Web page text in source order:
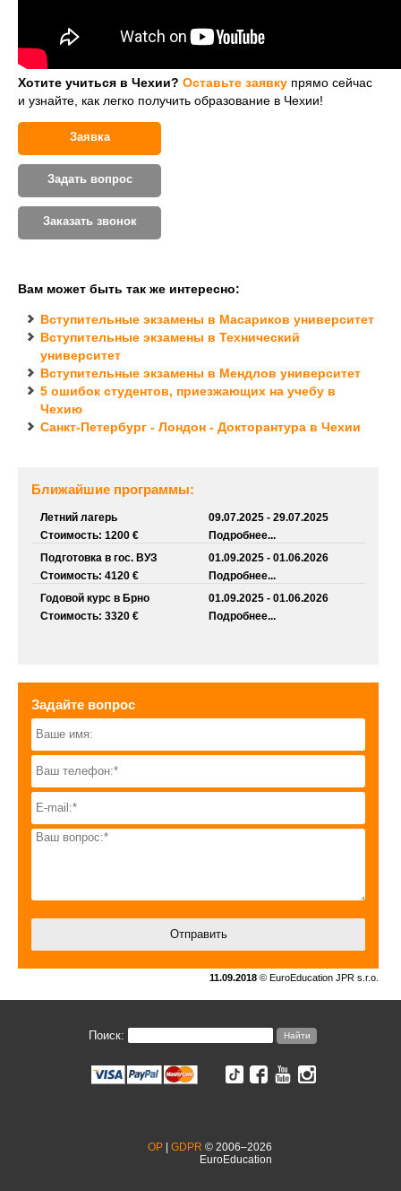
Хотите учиться в Чехии? Оставьте заявку прямо сейчас
и узнайте, как легко получить образование в Чехии!
Заявка
Задать вопрос
Заказать звонок
Вам может быть так же интересно:
Вступительные экзамены в Масариков университет
Вступительные экзамены в Технический
университет
Вступительные экзамены в Мендлов университет
5 ошибок студентов, приезжающих на учебу в
Чехию
Санкт-Петербург - Лондон - Докторантура в Чехии
Ближайшие программы:
Летний лагерь
Стоимость: 1200 €
09.07.2025 - 29.07.2025
Подробнее...
Подготовка в гос. ВУЗ
Стоимость: 4120 €
01.09.2025 - 01.06.2026
Подробнее...
Годовой курс в Брно
Стоимость: 3320 €
01.09.2025 - 01.06.2026
Подробнее...
Задайте вопрос
11.09.2018 © EuroEducation JPR s.r.o.
Поиск:
OP | GDPR © 2006–2026
EuroEducation